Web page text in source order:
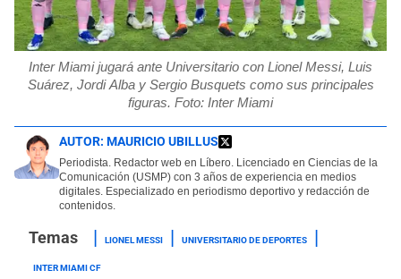
Inter Miami jugará ante Universitario con Lionel Messi, Luis
Suárez, Jordi Alba y Sergio Busquets como sus principales
figuras. Foto: Inter Miami
AUTOR: MAURICIO UBILLUS
Periodista. Redactor web en Líbero. Licenciado en Ciencias de la
Comunicación (USMP) con 3 años de experiencia en medios
digitales. Especializado en periodismo deportivo y redacción de
contenidos.
LIONEL MESSI
UNIVERSITARIO DE DEPORTES
INTER MIAMI CF